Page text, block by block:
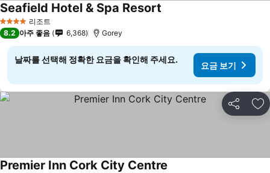
4 성급 리조트
Seafield Hotel & Spa Resort
8.2 아주 좋음 6,368 Gorey
날짜를 선택해 정확한 요금을 확인해 주세요.
요금 보기
공유 즐
Premier Inn Cork City Centre